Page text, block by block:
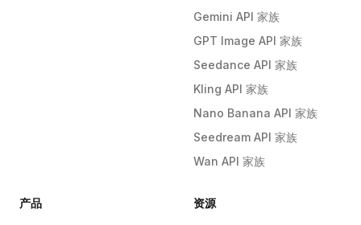
Gemini API 家族
GPT Image API 家族
Seedance API 家族
Kling API 家族
Nano Banana API 家族
Seedream API 家族
Wan API 家族
产品 资源